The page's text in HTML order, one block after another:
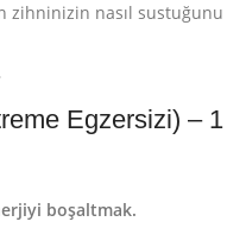
zihninizin nasıl sustuğunu
Egzersizi) – 1
boşaltmak.